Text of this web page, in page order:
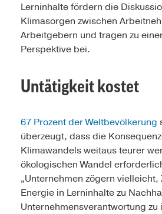
Lerninhalte fördern die
Klimasorgen zwischen
Arbeitgebern und tragen zu
Perspektive bei.
Untätigkeit kostet
67 Prozent der Weltbevölkerung
überzeugt, dass die
Klimawandels weitaus teurer
ökologischen Wandel
„Unternehmen zögern vielleicht,
Energie in Lerninhalte zu
Unternehmensverantwortung